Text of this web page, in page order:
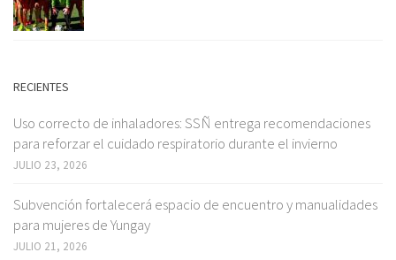
RECIENTES
Uso correcto de inhaladores: SSÑ entrega recomendaciones
para reforzar el cuidado respiratorio durante el invierno
JULIO 23, 2026
Subvención fortalecerá espacio de encuentro y manualidades
para mujeres de Yungay
JULIO 21, 2026